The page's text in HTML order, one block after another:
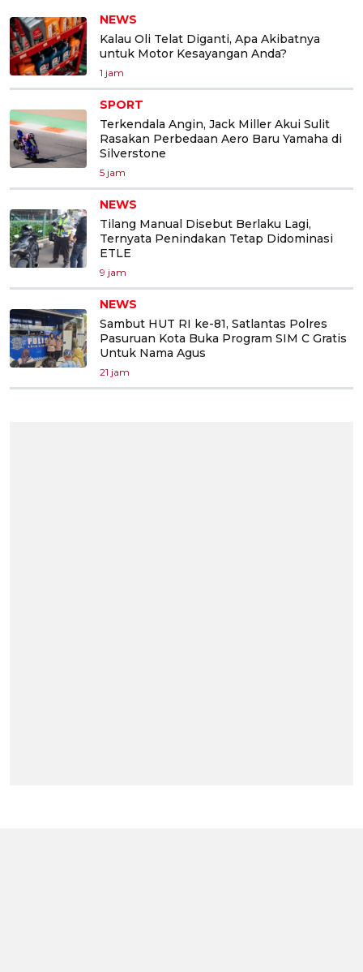
NEWS
Kalau Oli Telat Diganti, Apa Akibatnya
untuk Motor Kesayangan Anda?
1 jam
SPORT
Terkendala Angin, Jack Miller Akui Sulit
Rasakan Perbedaan Aero Baru Yamaha di
Silverstone
5 jam
NEWS
Tilang Manual Disebut Berlaku Lagi,
Ternyata Penindakan Tetap Didominasi
ETLE
9 jam
NEWS
Sambut HUT RI ke-81, Satlantas Polres
Pasuruan Kota Buka Program SIM C Gratis
Untuk Nama Agus
21 jam